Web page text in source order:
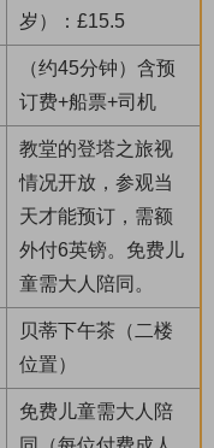
岁）：£15.5
（约45分钟）含预
订费+船票+司机
教堂的登塔之旅视
情况开放，参观当
天才能预订，需额
外付6英镑。免费儿
童需大人陪同。
贝蒂下午茶（二楼
位置）
免费儿童需大人陪